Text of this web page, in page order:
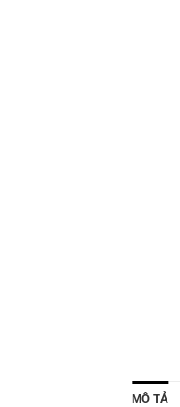
MÔ TẢ